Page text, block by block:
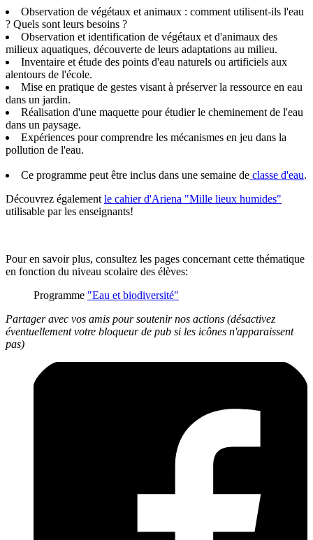
Observation de végétaux et animaux : comment utilisent-ils l'eau
? Quels sont leurs besoins ?
Observation et identification de végétaux et d'animaux des
milieux aquatiques, découverte de leurs adaptations au milieu.
Inventaire et étude des points d'eau naturels ou artificiels aux
alentours de l'école.
Mise en pratique de gestes visant à préserver la ressource en eau
dans un jardin.
Réalisation d'une maquette pour étudier le cheminement de l'eau
dans un paysage.
Expériences pour comprendre les mécanismes en jeu dans la
pollution de l'eau.
Ce programme peut être inclus dans une semaine de classe d'eau.
Découvrez également le cahier d'Ariena "Mille lieux humides"
utilisable par les enseignants!
Pour en savoir plus, consultez les pages concernant cette thématique
en fonction du niveau scolaire des élèves:
Programme "Eau et biodiversité"
Partager avec vos amis pour soutenir nos actions (désactivez
éventuellement votre bloqueur de pub si les icônes n'apparaissent
pas)